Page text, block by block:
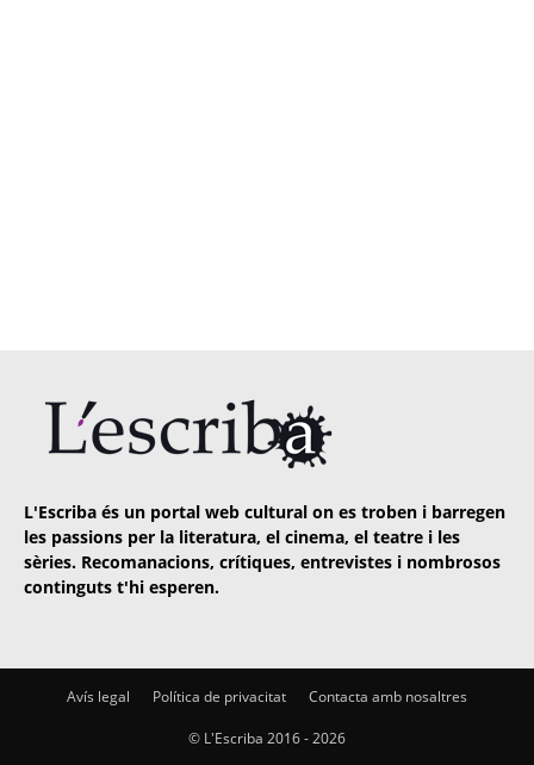
L'Escriba és un portal web cultural on es troben i barregen
les passions per la literatura, el cinema, el teatre i les
sèries. Recomanacions, crítiques, entrevistes i nombrosos
continguts t'hi esperen.
Avís legal Política de privacitat Contacta amb nosaltres
© L'Escriba 2016 -2026